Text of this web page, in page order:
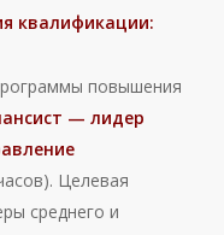
квалификации:
повышения
— лидер
Целевая
среднего и